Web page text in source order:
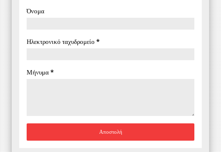
Όνομα
Ηλεκτρονικό ταχυδρομείο *
Μήνυμα*